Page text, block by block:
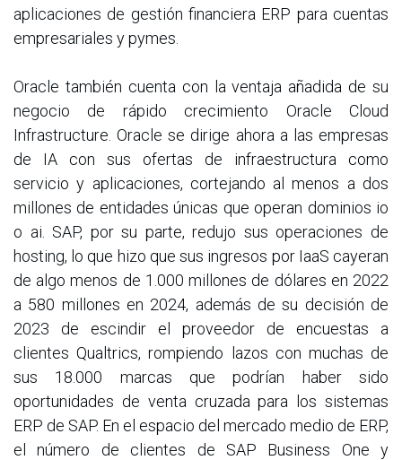
aplicaciones de gestión financiera ERP para cuentas
empresariales y pymes.
Oracle también cuenta con la ventaja añadida de su
negocio de rápido crecimiento Oracle Cloud
Infrastructure. Oracle se dirige ahora a las empresas
de IA con sus ofertas de infraestructura como
servicio y aplicaciones, cortejando al menos a dos
millones de entidades únicas que operan dominios io
o ai. SAP, por su parte, redujo sus operaciones de
hosting, lo que hizo que sus ingresos por IaaS cayeran
de algo menos de 1.000 millones de dólares en 2022
a 580 millones en 2024, además de su decisión de
2023 de escindir el proveedor de encuestas a
clientes Qualtrics, rompiendo lazos con muchas de
sus 18.000 marcas que podrían haber sido
oportunidades de venta cruzada para los sistemas
ERP de SAP. En el espacio del mercado medio de ERP,
el número de clientes de SAP Business One y